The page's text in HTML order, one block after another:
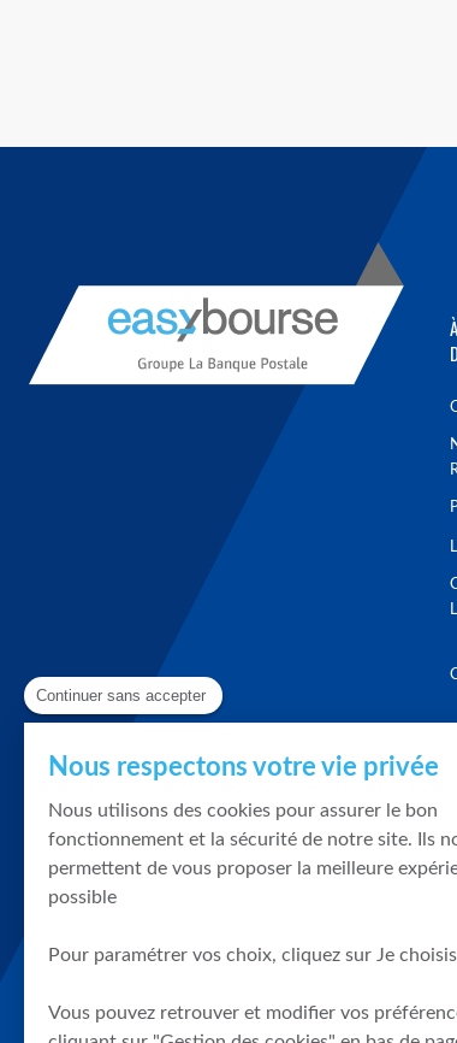
Continuer sans accepter
Nous respectons votre vie privée
Nous utilisons des cookies pour assurer le bon
fonctionnement et la sécurité de notre site. Ils
permettent de vous proposer la meilleure
possible
Pour paramétrer vos choix, cliquez sur Je
Vous pouvez retrouver et modifier vos